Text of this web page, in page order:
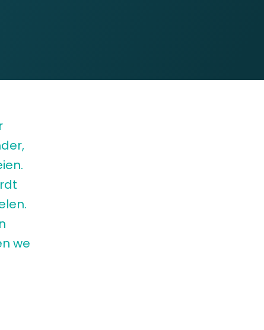
we